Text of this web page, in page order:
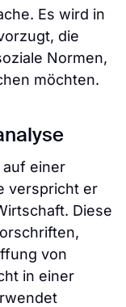
Es wird in
die
Normen,
möchten.
auf einer
verspricht er
Diese
von
in einer